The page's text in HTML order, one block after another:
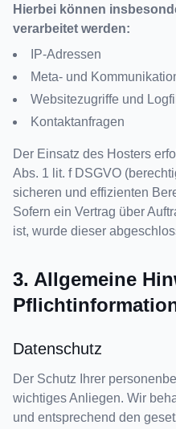
Hierbei können
verarbeitet werden:
IP-Adressen
Meta- und
Websitezugriffe und
Kontaktanfragen
Der Einsatz des Hosters
Abs. 1 lit. f DSGVO
sicheren und effizienten
Sofern ein Vertrag über
ist, wurde dieser
3. Allgemeine
Datenschutz
Der Schutz Ihrer
wichtiges Anliegen. Wir
und entsprechend den